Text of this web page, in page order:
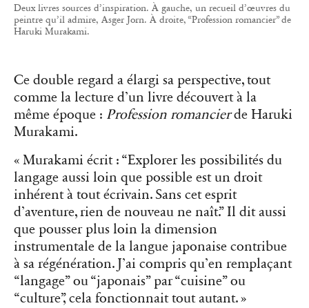
Deux livres sources d’inspiration. À gauche, un recueil d’œuvres du
peintre qu’il admire, Asger Jorn. À droite, “Profession romancier” de
Haruki Murakami.
Ce double regard a élargi sa perspective, tout
comme la lecture d’un livre découvert à la
même époque : Profession romancierde Haruki
Murakami.
« Murakami écrit : “Explorer les possibilités du
langage aussi loin que possible est un droit
inhérent à tout écrivain. Sans cet esprit
d’aventure, rien de nouveau ne naît.” Il dit aussi
que pousser plus loin la dimension
instrumentale de la langue japonaise contribue
à sa régénération. J’ai compris qu’en remplaçant
“langage” ou “japonais” par “cuisine” ou
“culture”, cela fonctionnait tout autant. »